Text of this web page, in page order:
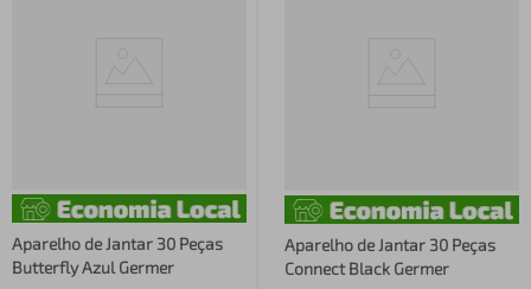
Aparelho de Jantar 30 Peças
Butterfly Azul Germer
Aparelho de Jantar 30 Peças
Connect Black Germer